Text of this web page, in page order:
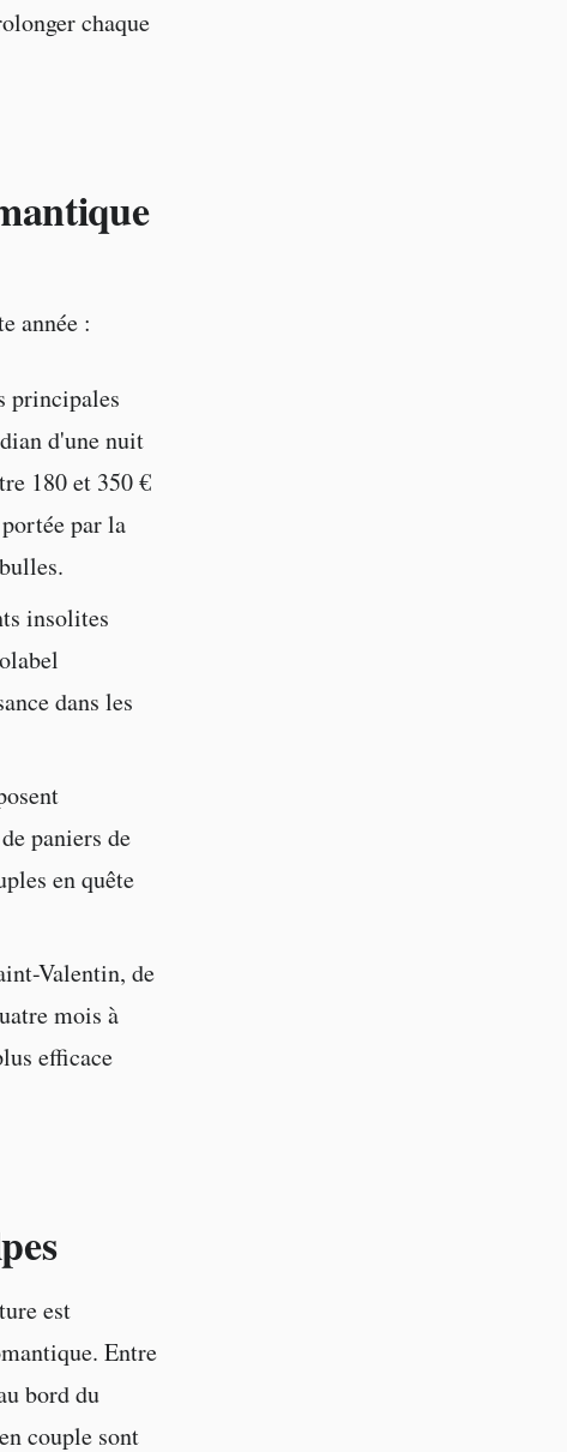
chaque
année :
principales
d'une nuit
180 et 350 €
par la
insolites
dans les
paniers de
en quête
Valentin, de
mois à
efficace
est
Entre
bord du
couple sont